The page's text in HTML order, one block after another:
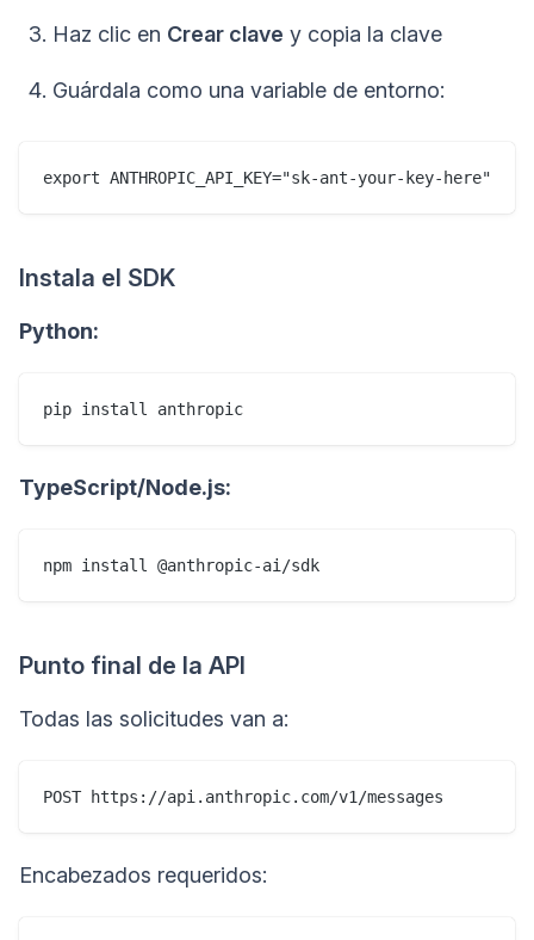
Haz clic en Crear clave y copia la clave
Guárdala como una variable de entorno:
Instala el SDK
Python:
TypeScript/Node.js:
Punto final de la API
Todas las solicitudes van a:
Encabezados requeridos: